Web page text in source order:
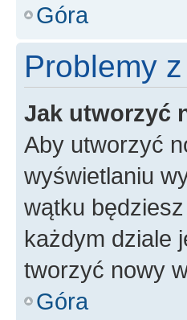
Góra
Problemy
Jak utworzyć
Aby utworzyć
wyświetlaniu
wątku
każdym dziale
tworzyć nowy
Góra